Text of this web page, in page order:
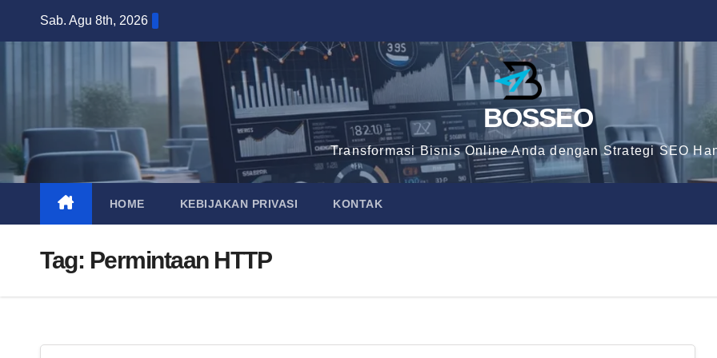
Sab. Agu 8th, 2026
BOSSEO
Transformasi Bisnis Online Anda dengan Strategi SEO
HOME KEBIJAKAN PRIVASI KONTAK
Tag: Permintaan HTTP